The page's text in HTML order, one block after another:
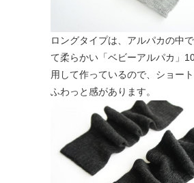
ロングタイプは、アルパカの中
て柔らかい「ベビーアルパカ」
用して作っているので、ショー
ふわっと感があります。